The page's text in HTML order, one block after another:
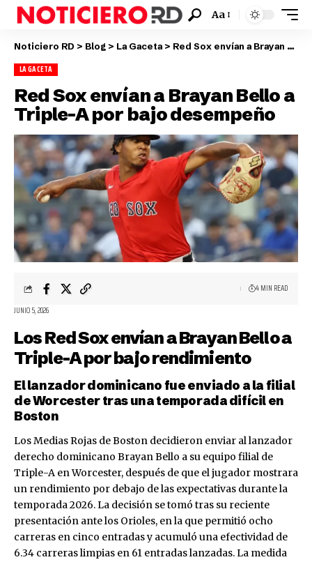
Aa
Noticiero RD > Blog > La Gaceta > Red Sox envían a Brayan Bello a Triple-A por bajo desempeño
LA GACETA
Red Sox envían a Brayan Bello a
Triple-A por bajo desempeño
JUNIO 5, 2026
4 MIN READ
Los Red Sox envían a Brayan Bello a
Triple-A por bajo rendimiento
El lanzador dominicano fue enviado a la filial
de Worcester tras una temporada difícil en
Boston
Los Medias Rojas de Boston decidieron enviar al lanzador
derecho dominicano Brayan Bello a su equipo filial de
Triple-A en Worcester, después de que el jugador mostrara
un rendimiento por debajo de las expectativas durante la
temporada 2026. La decisión se tomó tras su reciente
presentación ante los Orioles, en la que permitió ocho
carreras en cinco entradas y acumuló una efectividad de
6.34 carreras limpias en 61 entradas lanzadas. La medida